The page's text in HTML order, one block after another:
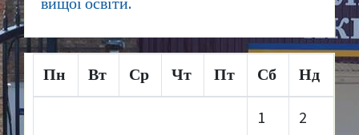
Пн Вт Ср Чт Пт Сб Нд
1 2